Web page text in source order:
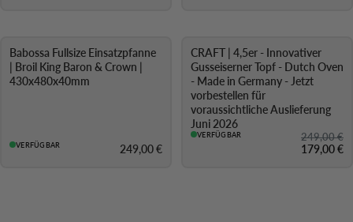
Babossa Fullsize Einsatzpfanne
| Broil King Baron & Crown |
430x480x40mm
VERFÜGBAR 249,00 €
-28 %
CRAFT | 4,5er - Innovativer
Gusseiserner Topf - Dutch Oven
- Made in Germany - Jetzt
vorbestellen für
voraussichtliche Auslieferung
Juni 2026
VERFÜGBAR 249,00 €
179,00 €